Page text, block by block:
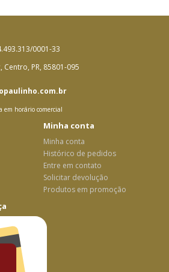
0001-33
Centro, PR, 85801-095
em horário comercial
Minha conta
Minha conta
Histórico de pedidos
Entre em contato
Solicitar devolução
Produtos em promoção